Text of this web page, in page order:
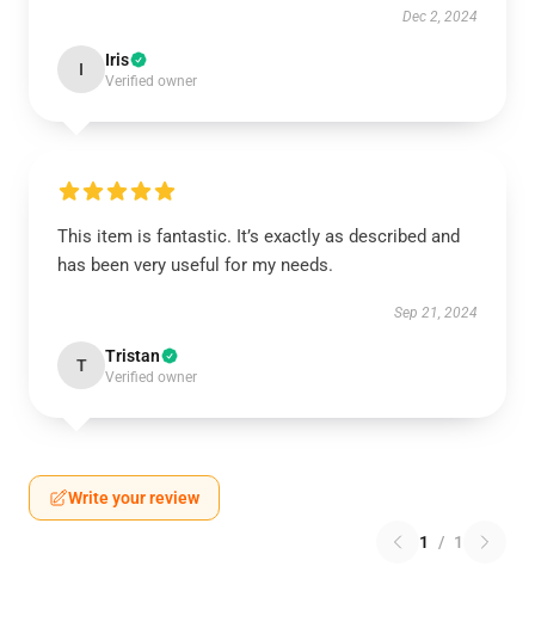
Dec 2, 2024
I Iris
Verified owner
This item is fantastic. It’s exactly as described and
has been very useful for my needs.
Sep 21, 2024
T Tristan
Verified owner
Write your review
1 / 1